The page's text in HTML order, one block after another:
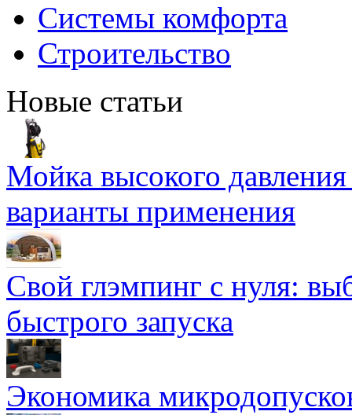
Системы комфорта
Строительство
Новые статьи
Мойка высокого
варианты применения
Свой глэмпинг с нуля:
быстрого запуска
Экономика